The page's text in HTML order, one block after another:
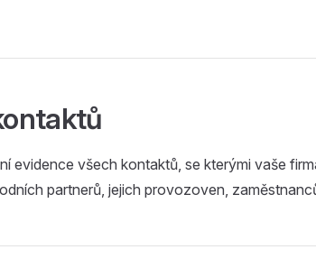
evidence všech kontaktů, se kterými vaše
partnerů, jejich provozoven,